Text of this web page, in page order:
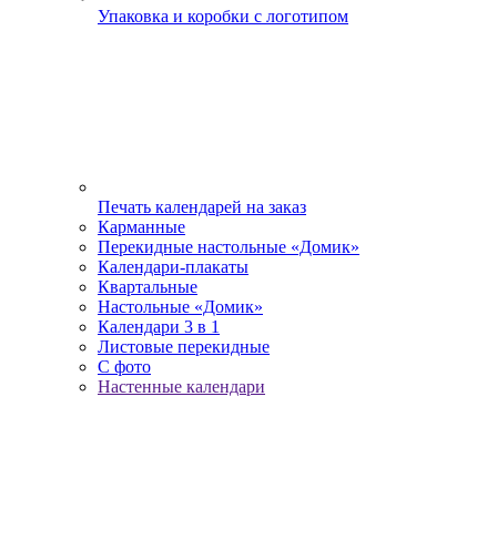
Упаковка и коробки с логотипом
Печать календарей на заказ
Карманные
Перекидные настольные «Домик»
Календари-плакаты
Квартальные
Настольные «Домик»
Календари 3 в 1
Листовые перекидные
С фото
Настенные календари